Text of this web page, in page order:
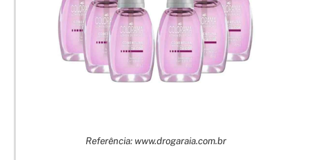
Referência: www.drogaraia.com.br